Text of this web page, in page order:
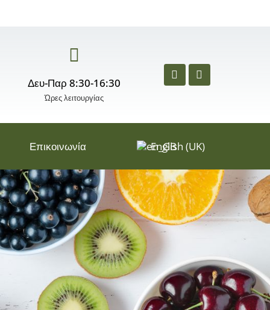
Δευ-Παρ 8:30-16:30
Ώρες λειτουργίας
Επικοινωνία English (UK)